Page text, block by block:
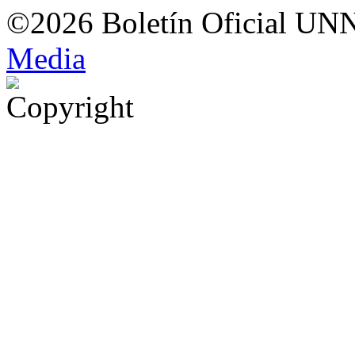
©2026 Boletín Oficial
Media